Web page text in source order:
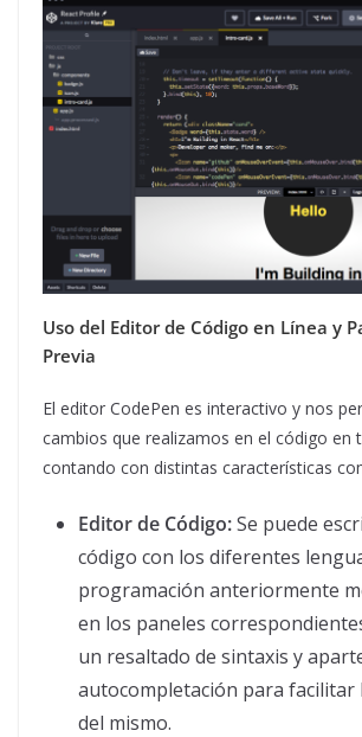
Uso del Editor de Código en Línea y
Previa
El editor CodePen es interactivo y nos
cambios que realizamos en el código en
contando con distintas características
Editor de Código:Se puede
código con los diferentes
programación anteriormente
en los paneles
un resaltado de sintaxis y
autocompletación para facilitar
del mismo.